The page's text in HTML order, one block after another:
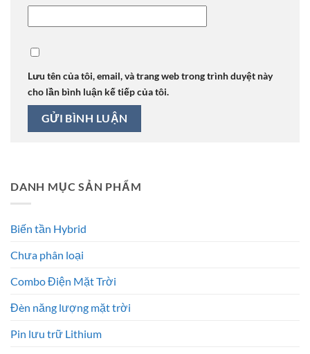
Lưu tên của tôi, email, và trang web trong trình duyệt này
cho lần bình luận kế tiếp của tôi.
DANH MỤC SẢN PHẨM
Biến tần Hybrid
Chưa phân loại
Combo Điện Mặt Trời
Đèn năng lượng mặt trời
Pin lưu trữ Lithium